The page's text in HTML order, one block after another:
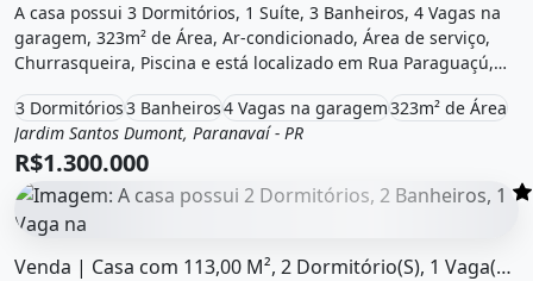
A casa possui 3 Dormitórios, 1 Suíte, 3 Banheiros, 4 Vagas na
garagem, 323m² de Área, Ar-condicionado, Área de serviço,
Churrasqueira, Piscina e está localizado em Rua Paraguaçú,
3 Dormitórios3 Banheiros4 Vagas na garagem323m² de Área
Venda
Casa
Jardim Santos Dumont, Paranavaí - PR
R$1.300.000
O imóvel &quot;Venda | casa com 113,00 m², 2
Venda | Casa com 113,00 M², 2 Dormitório(S), 1 Vaga(S). Monte...